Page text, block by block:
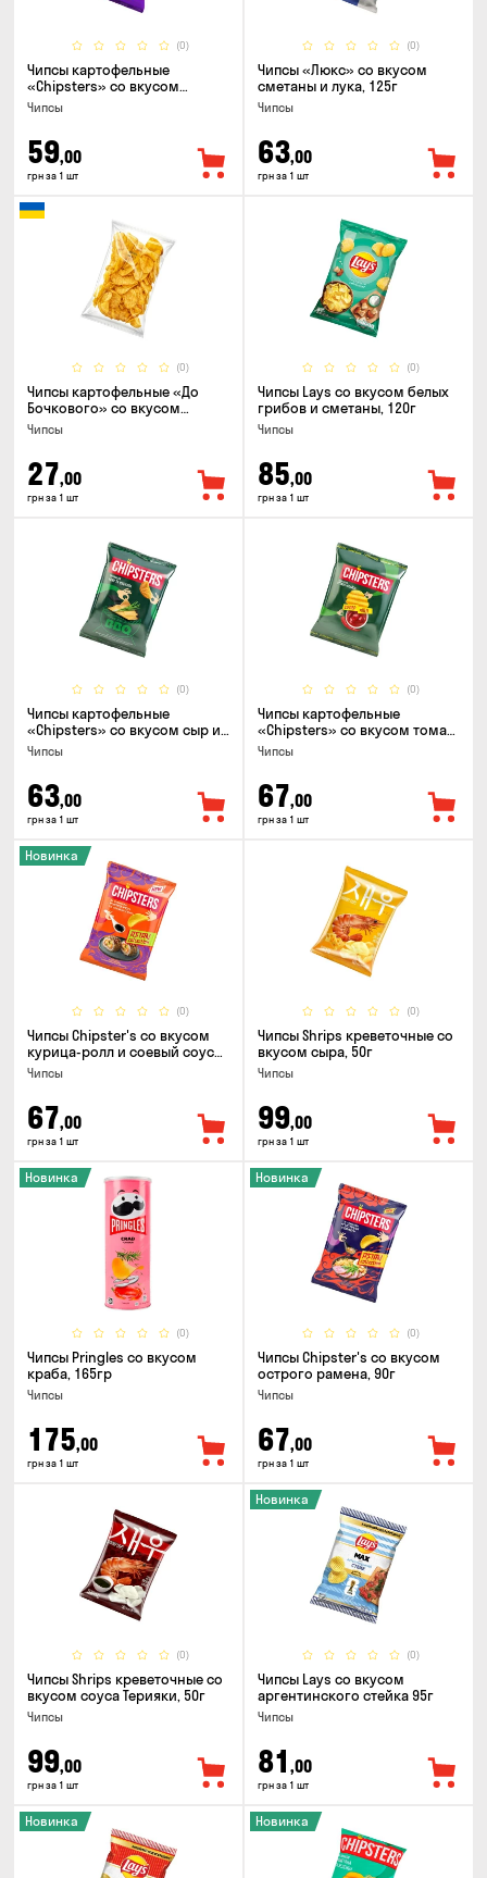
(0)
Чипсы картофельные
«Chipsters» со вкусом
острый удон, 100г
Чипсы
59,00
грн за 1 шт
(0)
Чипсы «Люкс» со вкусом
сметаны и лука, 125г
Чипсы
63,00
грн за 1 шт
(0)
Чипсы картофельные «До
Бочкового» со вкусом
сметаны с зеленью, 100г
Чипсы
27,00
грн за 1 шт
(0)
Чипсы Lays со вкусом белых
грибов и сметаны, 120г
Чипсы
85,00
грн за 1 шт
(0)
Чипсы картофельные
«Chipsters» со вкусом сыр и
лук, 95г
Чипсы
63,00
грн за 1 шт
(0)
Чипсы картофельные
«Chipsters» со вкусом томат
спайси, 95г
Чипсы
67,00
грн за 1 шт
(0)
Новинка
Чипсы Chipster's со вкусом
курица-ролл и соевый соус
90г
Чипсы
67,00
грн за 1 шт
(0)
Чипсы Shrips креветочные со
вкусом сыра, 50г
Чипсы
99,00
грн за 1 шт
(0)
Новинка
Чипсы Pringles со вкусом
краба, 165гр
Чипсы
175,00
грн за 1 шт
(0)
Новинка
Чипсы Chipster's со вкусом
острого рамена, 90г
Чипсы
67,00
грн за 1 шт
(0)
Чипсы Shrips креветочные со
вкусом соуса Терияки, 50г
Чипсы
99,00
грн за 1 шт
(0)
Новинка
Чипсы Lays со вкусом
аргентинского стейка 95г
Чипсы
81 ,00
грн за 1 шт
Новинка Новинка